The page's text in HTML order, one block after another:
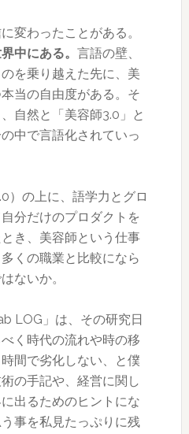
変わったことがある。
中にある。 言語の壁、
を乗り越えた先に、美
当の自由度がある。そ
自然と「美容師3.0」と
中で言語化されていっ
）の上に、語学力とグロ
分だけのプロダクトを
き、美容師という仕事
くの職業と比較になら
ないか。
LOG」は、その研究日
く時代の流れや時の移
間で劣化しない、と僕
の手記や、経営に関し
出るためのヒントにな
事を私見たっぷりに残